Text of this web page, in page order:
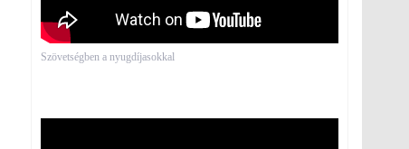
Szövetségben a nyugdíjasokkal